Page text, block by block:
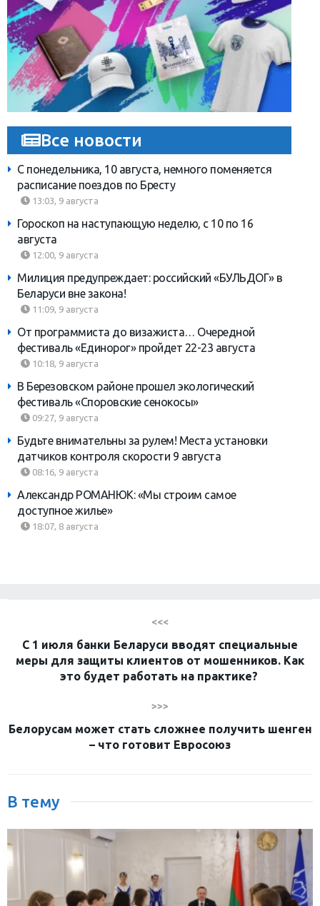
Все новости
С понедельника, 10 августа, немного поменяется
расписание поездов по Бресту
13:03, 9 августа
Гороскоп на наступающую неделю, с 10 по 16
августа
12:00, 9 августа
Милиция предупреждает: российский «БУЛЬДОГ» в
Беларуси вне закона!
11:09, 9 августа
От программиста до визажиста… Очередной
фестиваль «Единорог» пройдет 22-23 августа
10:18, 9 августа
В Березовском районе прошел экологический
фестиваль «Споровские сенокосы»
09:27, 9 августа
Будьте внимательны за рулем! Места установки
датчиков контроля скорости 9 августа
08:16, 9 августа
Александр РОМАНЮК: «Мы строим самое
доступное жилье»
18:07, 8 августа
<<<
С 1 июля банки Беларуси вводят специальные
меры для защиты клиентов от мошенников. Как
это будет работать на практике?
>>>
Белорусам может стать сложнее получить шенген
– что готовит Евросоюз
В тему